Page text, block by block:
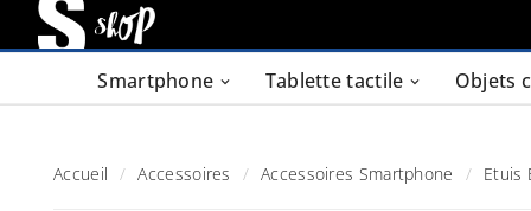
Smartphone Tablette tactile Objets
Accueil Accessoires Accessoires Smartphone Etuis